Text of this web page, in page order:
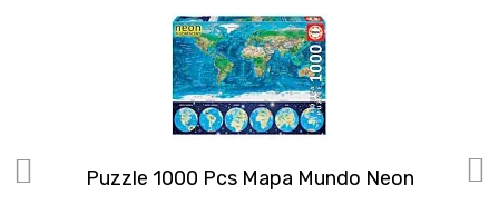
Puzzle 1000 Pcs Mapa Mundo Neon